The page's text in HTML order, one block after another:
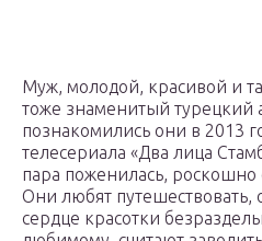
Муж, молодой, красивой и
тоже знаменитый турецкий
познакомились они в 2013
телесериала «Два лица
пара поженилась, роскошно
Они любят путешествовать,
сердце красотки